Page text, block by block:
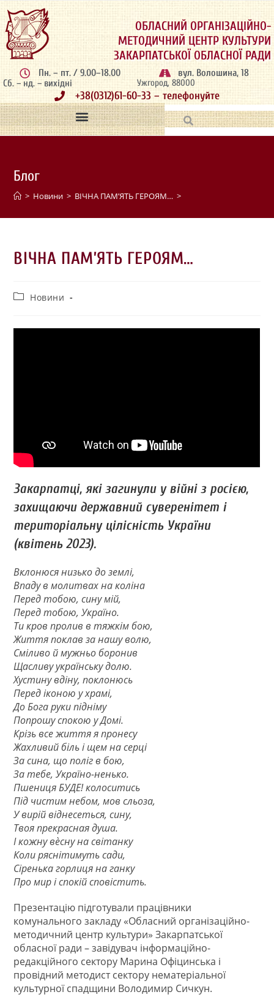
ОБЛАСНИЙ ОРГАНІЗАЦІЙНО-
МЕТОДИЧНИЙ ЦЕНТР КУЛЬТУРИ
ЗАКАРПАТСЬКОЇ ОБЛАСНОЇ РАДИ
Пн. – пт. / 9.00–18.00
Сб. – нд. – вихідні
вул. Волошина, 18
Ужгород, 88000
+38(0312)61-60-33 – телефонуйте
Блог
> Новини > ВІЧНА ПАМ’ЯТЬ ГЕРОЯМ… >
ВІЧНА ПАМ’ЯТЬ ГЕРОЯМ…
Новини
Закарпатці, які загинули у війні з росією,
захищаючи державний суверенітет і
територіальну цілісність України
(квітень 2023).
Вклонюся низько до землі,
Впаду в молитвах на коліна
Перед тобою, сину мій,
Перед тобою, Україно.
Ти кров пролив в тяжкім бою,
Життя поклав за нашу волю,
Сміливо й мужньо боронив
Щасливу українську долю.
Хустину вдіну, поклонюсь
Перед іконою у храмі,
До Бога руки підніму
Попрошу спокою у Домі.
Крізь все життя я пронесу
Жахливий біль і щем на серці
За сина, що поліг в бою,
За тебе, Україно-ненько.
Пшениця БУДЕ! колоситись
Під чистим небом, мов сльоза,
У вирій віднесеться, сину,
Твоя прекрасная душа.
І кожну вèсну на світанку
Коли ряснітимуть сади,
Сіренька горлиця на ганку
Про мир і спокій сповістить.
Презентацію підготували працівники
комунального закладу «Обласний організаційно-
методичний центр культури» Закарпатської
обласної ради – завідувач інформаційно-
редакційного сектору Марина Офіцинська і
провідний методист сектору нематеріальної
культурної спадщини Володимир Сичкун.